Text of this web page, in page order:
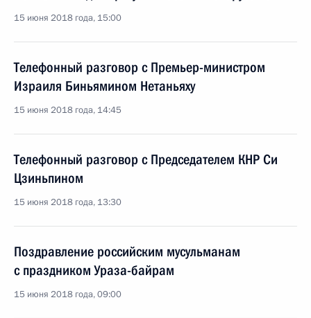
15 июня 2018 года, 15:00
Телефонный разговор с Премьер-министром
Израиля Биньямином Нетаньяху
15 июня 2018 года, 14:45
Телефонный разговор с Председателем КНР Си
Цзиньпином
15 июня 2018 года, 13:30
Поздравление российским мусульманам
с праздником Ураза-байрам
15 июня 2018 года, 09:00